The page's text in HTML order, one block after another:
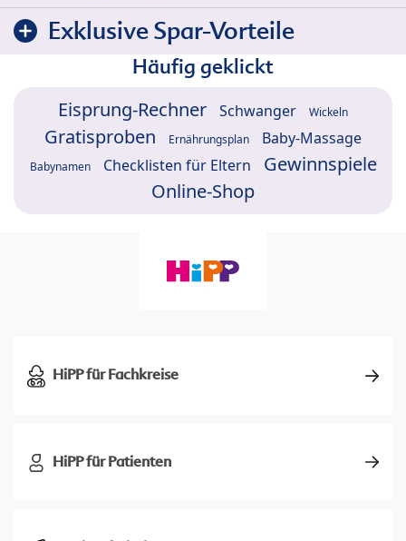
Exklusive Spar-Vorteile
Häufig geklickt
Eisprung-Rechner Schwanger Wickeln
Gratisproben Ernährungsplan Baby-Massage
Babynamen Checklisten für Eltern
Gewinnspiele
Online-Shop
HiPP für Fachkreise
HiPP für Patienten